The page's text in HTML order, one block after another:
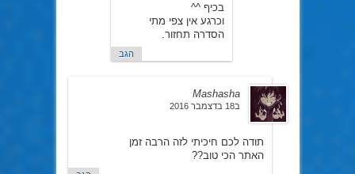
בכיף ^^
וכרגע אין צפי מתי
הסדרה תחזור.
הגב
Mashasha
ב18 בדצמבר 2016
תודה לכם חיכיתי לזה הרבה זמן
האתר הכי טוב??